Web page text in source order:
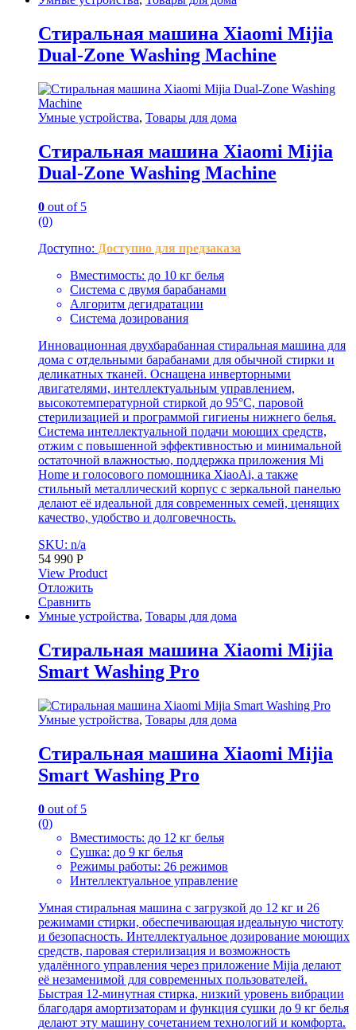
Стиральная машина Xiaomi Mijia
Dual-Zone Washing Machine
Умные устройства, Товары для дома
Стиральная машина Xiaomi Mijia
Dual-Zone Washing Machine
0 out of 5
(0)
Доступно: Доступно для предзаказа
Вместимость: до 10 кг белья
Система с двумя барабанами
Алгоритм дегидратации
Система дозирования
Инновационная двухбарабанная стиральная машина для
дома с отдельными барабанами для обычной стирки и
деликатных тканей. Оснащена инверторными
двигателями, интеллектуальным управлением,
высокотемпературной стиркой до 95°C, паровой
стерилизацией и программой гигиены нижнего белья.
Система интеллектуальной подачи моющих средств,
отжим с повышенной эффективностью и минимальной
остаточной влажностью, поддержка приложения Mi
Home и голосового помощника XiaoAi, а также
стильный металлический корпус с зеркальной панелью
делают её идеальной для современных семей, ценящих
качество, удобство и долговечность.
SKU: n/a
54 990 Р
View Product
Отложить
Сравнить
Умные устройства, Товары для дома
Стиральная машина Xiaomi Mijia
Smart Washing Pro
Умные устройства, Товары для дома
Стиральная машина Xiaomi Mijia
Smart Washing Pro
0 out of 5
(0)
Вместимость: до 12 кг белья
Сушка: до 9 кг белья
Режимы работы: 26 режимов
Интеллектуальное управление
Умная стиральная машина с загрузкой до 12 кг и 26
режимами стирки, обеспечивающая идеальную чистоту
и безопасность. Интеллектуальное дозирование моющих
средств, паровая стерилизация и возможность
удалённого управления через приложение Mijia делают
её незаменимой для современных пользователей.
Быстрая 12-минутная стирка, низкий уровень вибрации
благодаря амортизаторам и функция сушки до 9 кг белья
делают эту машину сочетанием технологий и комфорта.